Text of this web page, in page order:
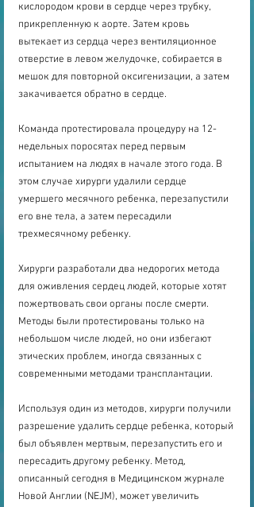
кислородом крови в сердце через трубку,
прикрепленную к аорте. Затем кровь
вытекает из сердца через вентиляционное
отверстие в левом желудочке, собирается в
мешок для повторной оксигенизации, а затем
закачивается обратно в сердце.
Команда протестировала процедуру на 12-
недельных поросятах перед первым
испытанием на людях в начале этого года. В
этом случае хирурги удалили сердце
умершего месячного ребенка, перезапустили
его вне тела, а затем пересадили
трехмесячному ребенку.
Хирурги разработали два недорогих метода
для оживления сердец людей, которые хотят
пожертвовать свои органы после смерти.
Методы были протестированы только на
небольшом числе людей, но они избегают
этических проблем, иногда связанных с
современными методами трансплантации.
Используя один из методов, хирурги получили
разрешение удалить сердце ребенка, который
был объявлен мертвым, перезапустить его и
пересадить другому ребенку. Метод,
описанный сегодня в Медицинском журнале
Новой Англии (NEJM), может увеличить